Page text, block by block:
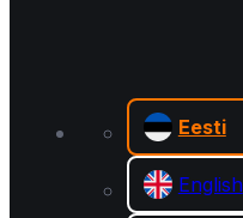
Eesti
English